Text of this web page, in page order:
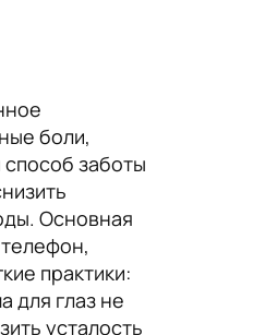
боли,
способ заботы
Основная
практики:
для глаз не
усталость